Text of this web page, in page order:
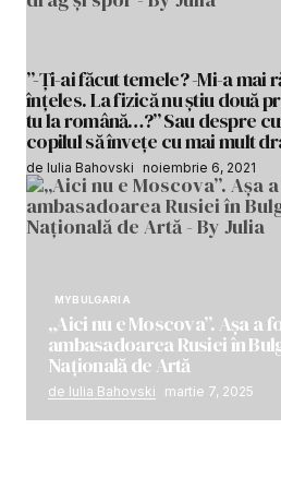
”-Ți-ai făcut temele? -Mi-a mai
înțeles. La fizică nu știu două
tu la română…?” Sau despre
copilul să învețe cu mai mult
de Iulia Bahovski noiembrie 6, 2021
MYBULGARIA
„Aici nu e Moscova”. Așa a
ambasadoarea Rusiei în
Națională de Artă
de Iulia Bahovski martie 7, 2025